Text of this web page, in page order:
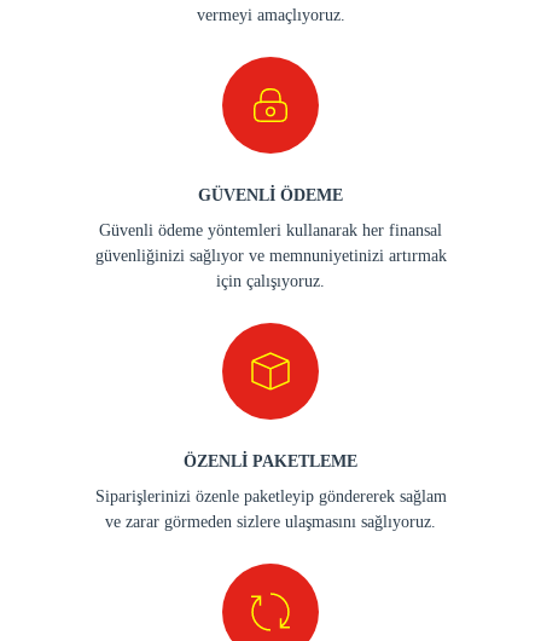
vermeyi amaçlıyoruz.
GÜVENLİ ÖDEME
Güvenli ödeme yöntemleri kullanarak her finansal
güvenliğinizi sağlıyor ve memnuniyetinizi artırmak
için çalışıyoruz.
ÖZENLİ PAKETLEME
Siparişlerinizi özenle paketleyip göndererek sağlam
ve zarar görmeden sizlere ulaşmasını sağlıyoruz.